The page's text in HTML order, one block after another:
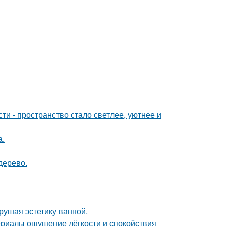
- пространство стало светлее, уютнее и
эстетику ванной.
ощущение лёгкости и спокойствия